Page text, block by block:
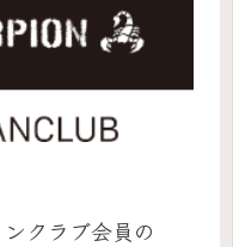
クラブ会員の